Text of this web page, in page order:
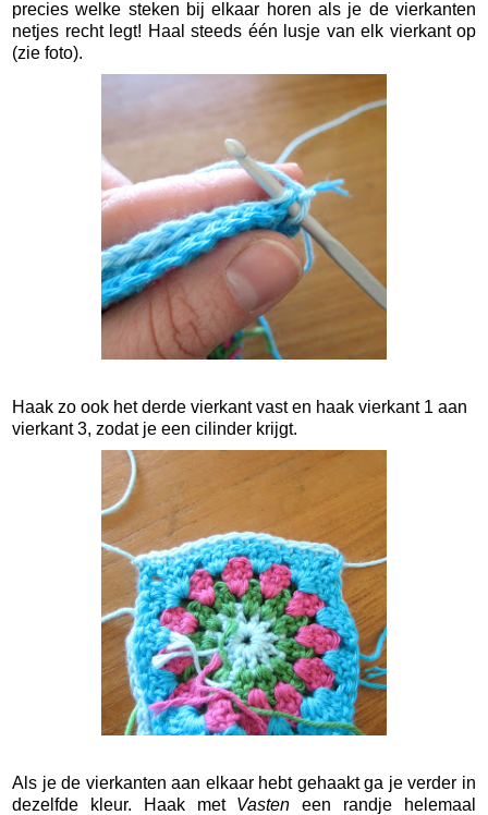
precies welke steken bij elkaar horen als je de vierkanten
netjes recht legt! Haal steeds één lusje van elk vierkant op
(zie foto).
Haak zo ook het derde vierkant vast en haak vierkant 1 aan
vierkant 3, zodat je een cilinder krijgt.
Als je de vierkanten aan elkaar hebt gehaakt ga je verder in
dezelfde kleur. Haak met Vasten een randje helemaal